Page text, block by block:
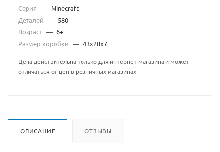
Серия — Minecraft
Деталей — 580
Возраст — 6+
Размер коробки — 43х28х7
Цена действительна только для интернет-магазина и может
отличаться от цен в розничных магазинах
ОПИСАНИЕ ОТЗЫВЫ